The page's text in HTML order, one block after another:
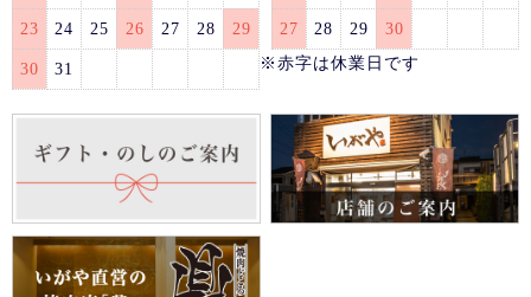
23 24 25 26 27 28 29
30 31
27 28 29
30
※赤字は休業日です